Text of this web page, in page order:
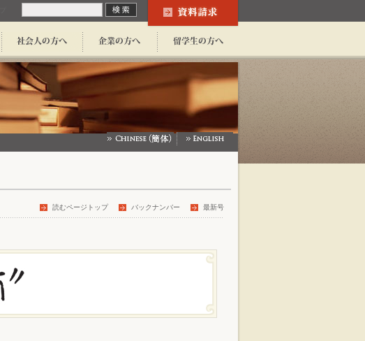
最新号
バックナンバー
読むページトップ